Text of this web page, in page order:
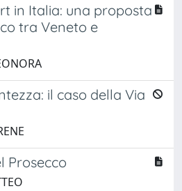
in Italia: una proposta
tra Veneto e
il caso della Via
Prosecco